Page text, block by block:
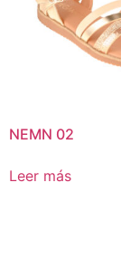
NEMN 02
Leer más